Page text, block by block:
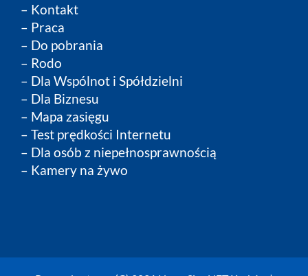
– Kontakt
– Praca
– Do pobrania
– Rodo
– Dla Wspólnot i Spółdzielni
– Dla Biznesu
– Mapa zasięgu
– Test prędkości Internetu
– Dla osób z niepełnosprawnością
– Kamery na żywo